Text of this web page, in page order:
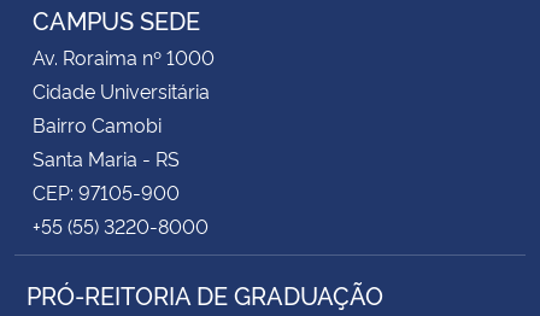
CAMPUS SEDE
Av. Roraima nº 1000
Cidade Universitária
Bairro Camobi
Santa Maria - RS
CEP: 97105-900
+55 (55) 3220-8000
PRÓ-REITORIA DE GRADUAÇÃO